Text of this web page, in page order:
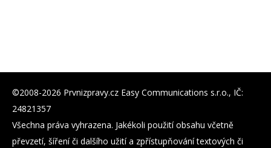
©2008-2026 Prvnizpravy.cz Easy Communications s.r.o., IČ:
24821357
Všechna práva vyhrazena. Jakékoli použití obsahu včetně
převzetí, šíření či dalšího užití a zpřístupňování textových či